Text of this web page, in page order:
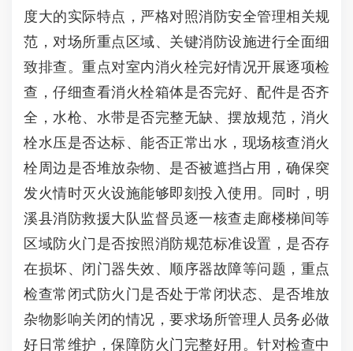
度大的实际特点，严格对照消防安全管理相关规
范，对场所重点区域、关键消防设施进行全面细
致排查。重点对室内消火栓完好情况开展逐项检
查，仔细查看消火栓箱体是否完好、配件是否齐
全，水枪、水带是否完整无缺、摆放规范，消火
栓水压是否达标、能否正常出水，现场核查消火
栓周边是否堆放杂物、是否被遮挡占用，确保突
发火情时灭火设施能够即刻投入使用。同时，明
溪县消防救援大队监督员逐一核查走廊楼梯间等
区域防火门是否按照消防规范标准设置，是否存
在损坏、闭门器失效、顺序器故障等问题，重点
检查常闭式防火门是否处于常闭状态、是否堆放
杂物影响关闭的情况，要求场所管理人员务必做
好日常维护，保障防火门完整好用。针对检查中